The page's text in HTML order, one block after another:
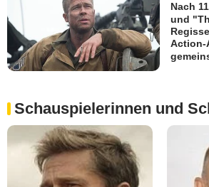
Nach
und
Action-
Schauspielerinnen und